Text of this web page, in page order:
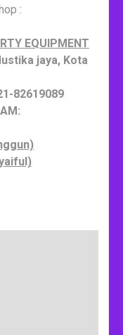
:
EQUIPMENT
jaya, Kota
82619089